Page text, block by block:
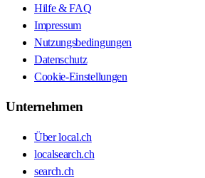
Hilfe & FAQ
Impressum
Nutzungsbedingungen
Datenschutz
Cookie-Einstellungen
Unternehmen
Über local.ch
localsearch.ch
search.ch